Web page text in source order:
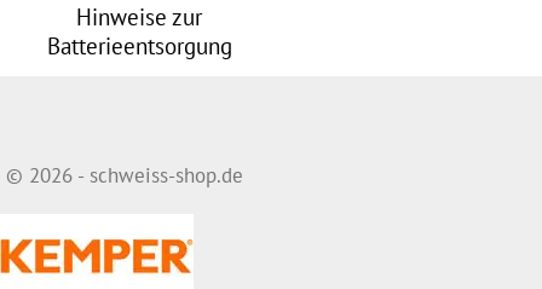
Hinweise zur
Batterieentsorgung
© 2026 - schweiss-shop.de